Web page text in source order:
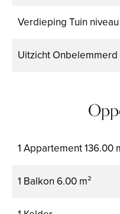
Verdieping Tuin niveau
Uitzicht Onbelemmerd
1 Appartement136.00
1 Balkon 6.00 m²